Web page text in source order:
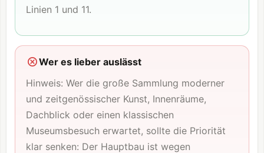
Linien 1 und 11.
Wer es lieber auslässt
Hinweis: Wer die große Sammlung moderner
und zeitgenössischer Kunst, Innenräume,
Dachblick oder einen klassischen
Museumsbesuch erwartet, sollte die Priorität
klar senken: Der Hauptbau ist wegen